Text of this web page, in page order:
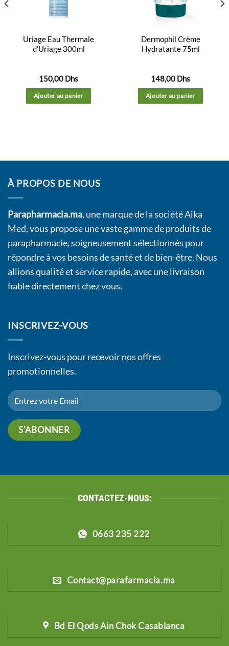
Uriage Eau Thermale
d’Uriage 300ml
150,00 Dhs
Ajouter au panier
Dermophil Crème
Hydratante 75ml
148,00 Dhs
Ajouter au panier
À PROPOS DE NOUS
Parapharmacia.ma, une marque de la société Aika
Med, vous propose une vaste gamme de produits de
parapharmacie, soigneusement sélectionnés pour
répondre à vos besoins de santé et de bien-être. Nous
allions qualité et service rapide, avec une livraison
fiable directement chez vous.
INSCRIVEZ-VOUS
Inscrivez-vous pour recevoir nos offres
promotionnelles.
CONTACTEZ-NOUS:
0663 235 222
Contact@parafarmacia.ma
Bd El Qods Ain Chok Casablanca